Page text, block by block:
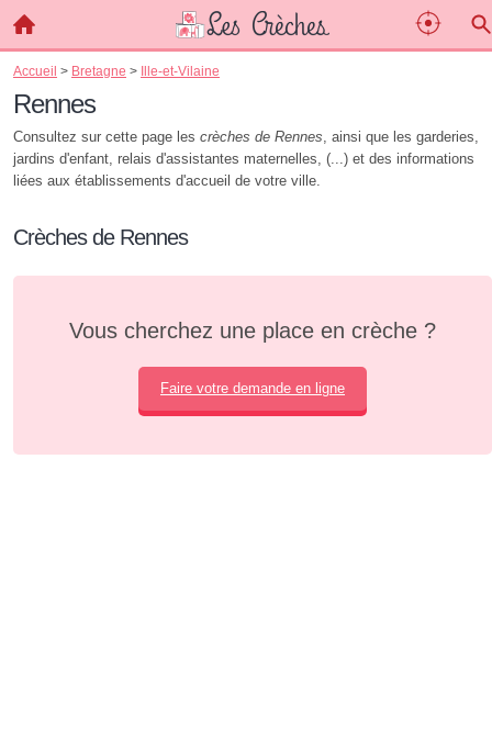
Accueil > Bretagne > Ille-et-Vilaine
Rennes
Consultez sur cette page les crèches de Rennes, ainsi que les garderies,
jardins d'enfant, relais d'assistantes maternelles, (...) et des informations
liées aux établissements d'accueil de votre ville.
Crèches de Rennes
Vous cherchez une place en crèche ?
Faire votre demande en ligne